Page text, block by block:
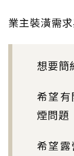
業主裝潢需求
想要簡
希望
煙問題
希望